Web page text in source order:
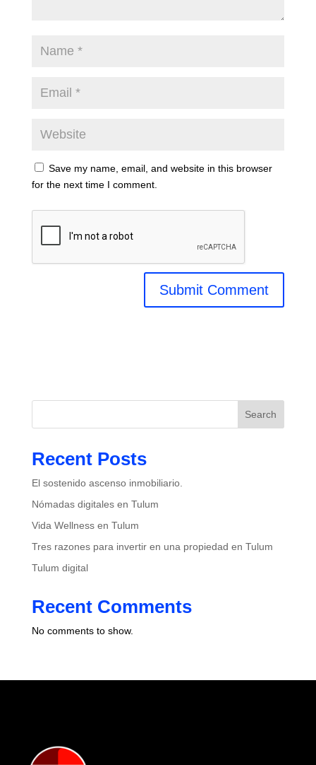
Save my name, email, and website in this browser
for the next time I comment.
Search
Recent Posts
El sostenido ascenso inmobiliario.
Nómadas digitales en Tulum
Vida Wellness en Tulum
Tres razones para invertir en una propiedad en Tulum
Tulum digital
Recent Comments
No comments to show.